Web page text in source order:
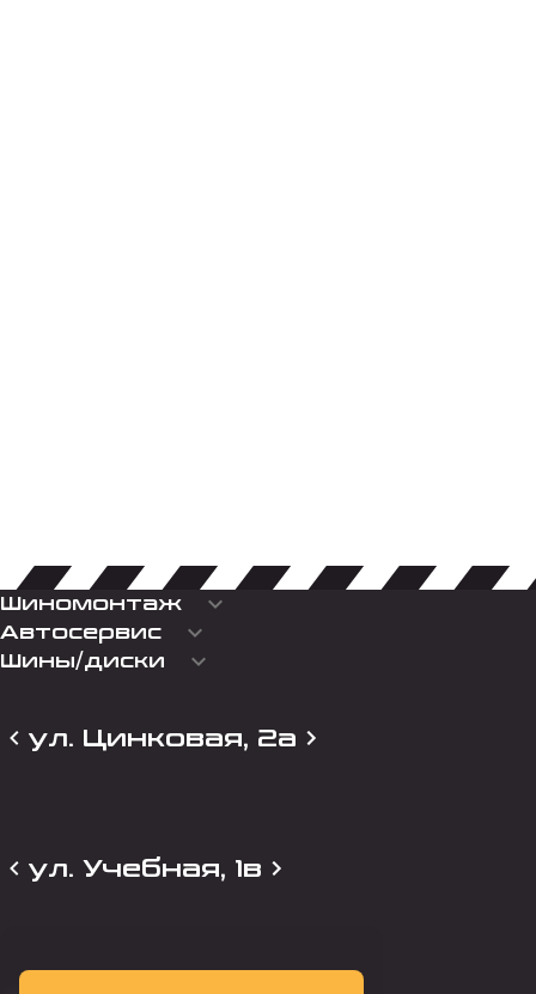
Шиномонтаж keyboard_arrow_down
Автосервис keyboard_arrow_down
Шины/диски keyboard_arrow_down
ул. Цинковая, 2а
ул. Учебная, 1в